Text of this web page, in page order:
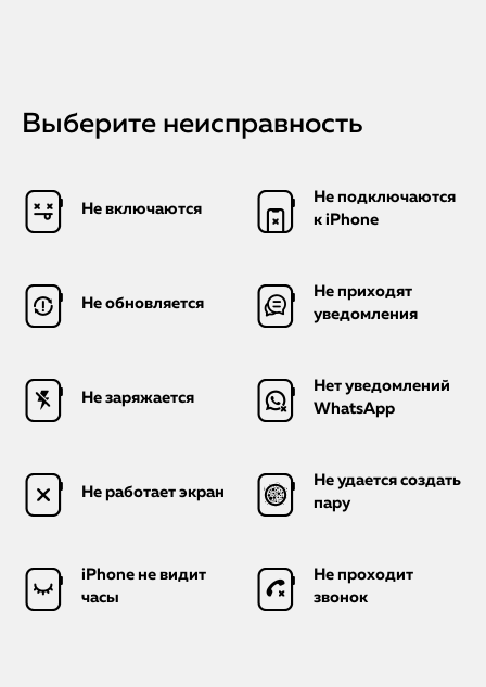
Выберите неисправность
Не включаются
Не подключаются
к iPhone
Не обновляется
Не приходят
уведомления
Не заряжается
Нет уведомлений
WhatsApp
Не работает экран
Не удается создать
пару
iPhone не видит
часы
Не проходит
звонок